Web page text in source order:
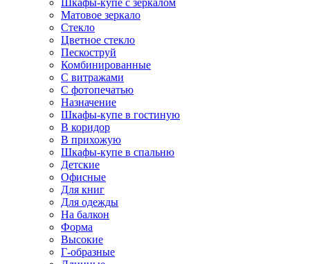
Шкафы-купе с зеркалом
Матовое зеркало
Стекло
Цветное стекло
Пескоструй
Комбинированные
С витражами
С фотопечатью
Назначение
Шкафы-купе в гостиную
В коридор
В прихожую
Шкафы-купе в спальню
Детские
Офисные
Для книг
Для одежды
На балкон
Форма
Высокие
Г-образные